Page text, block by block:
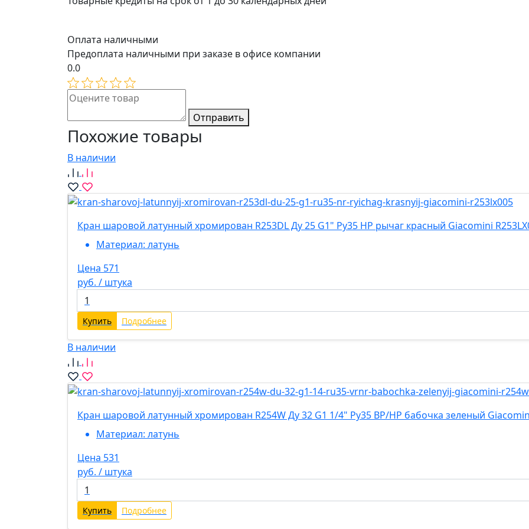
Оплата наличными
Предоплата наличными при заказе в офисе компании
0.0
Отправить
Похожие товары
В наличии
Кран шаровой латунный хромирован R253DL Ду 25 G1" Ру35 НР рычаг красный Giacomini
Материал: латунь
Цена 571
руб. / штука
Купить Подробнее
В наличии
Кран шаровой латунный хромирован R254W Ду 32 G1 1/4" Ру35 ВР/НР бабочка зеленый
Материал: латунь
Цена 531
руб. / штука
Купить Подробнее